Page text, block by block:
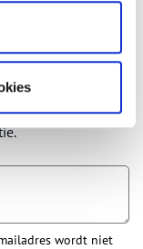
wordt niet